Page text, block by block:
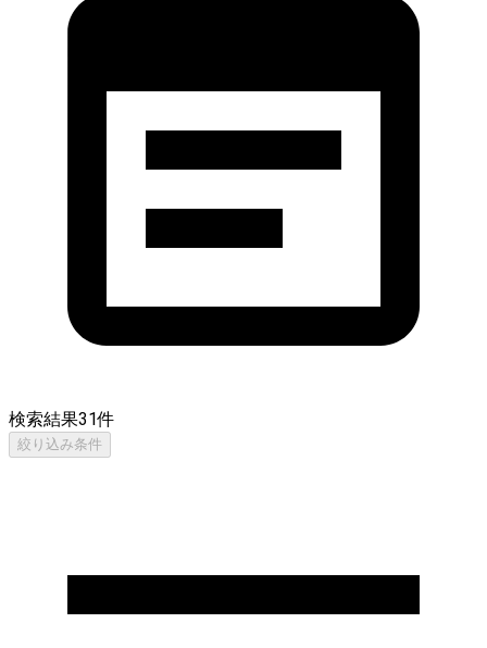
検索結果31件
絞り込み条件